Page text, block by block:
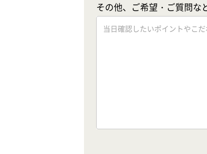
その他、ご希望・ご質問な